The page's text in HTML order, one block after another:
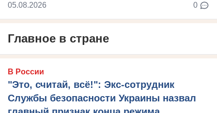
05.08.2026 0
Главное в стране
В России
"Это, считай, всё!": Экс-сотрудник
Службы безопасности Украины назвал